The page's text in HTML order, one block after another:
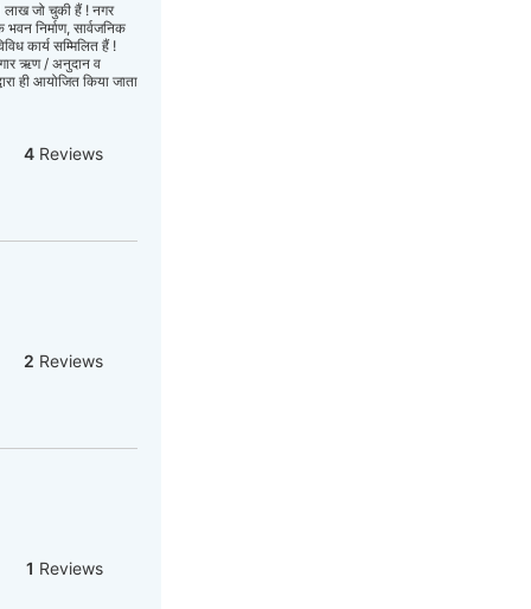
जो चुकी हैं ! नगर
निर्माण, सार्वजनिक
कार्य सम्मिलित हैं !
ऋण / अनुदान व
ही आयोजित किया जाता
4 Reviews
2 Reviews
1 Reviews